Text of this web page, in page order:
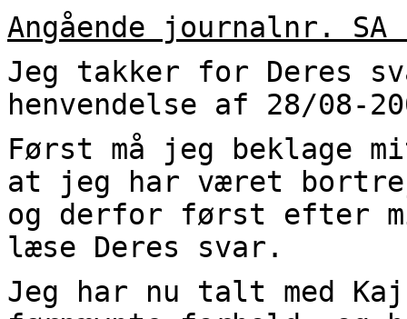
Angående journalnr. SA
Jeg takker for Deres
henvendelse af 28/08-
Først må jeg beklage
at jeg har været
og derfor først efter
læse Deres svar.
Jeg har nu talt med